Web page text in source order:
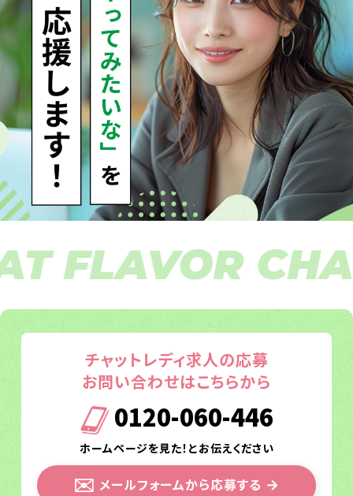
FLAVOR
チャットレディ求人の応募
お問い合わせはこちらから
0120-060-446
ホームページを見た！とお伝えください
✉️ メールフォームから応募する →